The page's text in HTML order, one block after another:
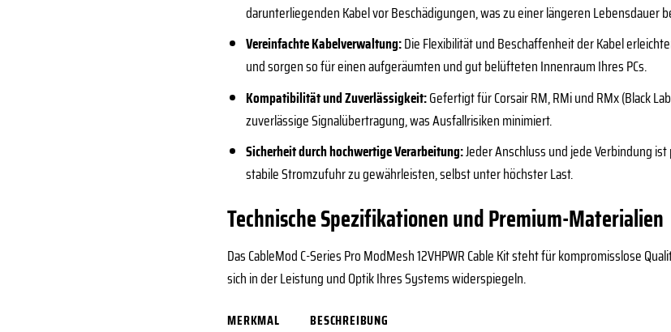
darunterliegenden Kabel vor Beschädigungen, was zu einer längeren Lebensdauer
Vereinfachte Kabelverwaltung:Die Flexibilität und Beschaffenheit der Kabel
und sorgen so für einen aufgeräumten und gut belüfteten Innenraum Ihres PCs.
Kompatibilität und Zuverlässigkeit:Gefertigt für Corsair RM, RMi und RMx (Black
zuverlässige Signalübertragung, was Ausfallrisiken minimiert.
Sicherheit durch hochwertige Verarbeitung:Jeder Anschluss und jede Verbindung
stabile Stromzufuhr zu gewährleisten, selbst unter höchster Last.
Technische Spezifikationen und Premium-Materialien
Das CableMod C-Series Pro ModMesh 12VHPWR Cable Kit steht für kompromisslose
sich in der Leistung und Optik Ihres Systems widerspiegeln.
MERKMAL
BESCHREIBUNG